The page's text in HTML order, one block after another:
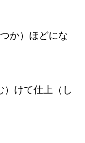
か）ほどにな
）けて仕上（し